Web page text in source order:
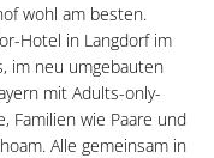
wohl am besten.
Hotel in Langdorf im
im neu umgebauten
mit Adults-only-
Familien wie Paare und
Alle gemeinsam in